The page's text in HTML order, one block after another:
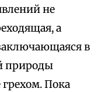
не
а
в
природы
грехом. Пока